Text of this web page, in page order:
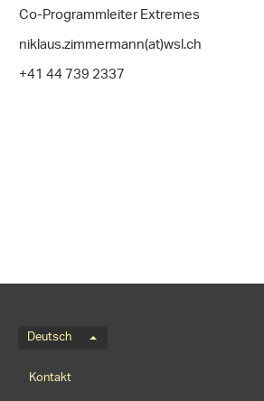
Co-Programmleiter Extremes
niklaus.zimmermann(at)wsl.ch
+41 44 739 2337
Sprachmenü
Deutsch
Footernavigation
Kontakt